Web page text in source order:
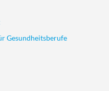
Gesundheitsberufe